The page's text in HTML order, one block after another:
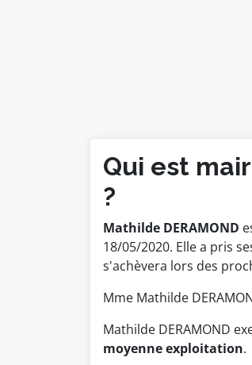
Qui est
?
Mathilde DERAMOND
18/05/2020. Elle a pris
s'achèvera lors des
Mme Mathilde
Mathilde DERAMOND
moyenne exploitation.